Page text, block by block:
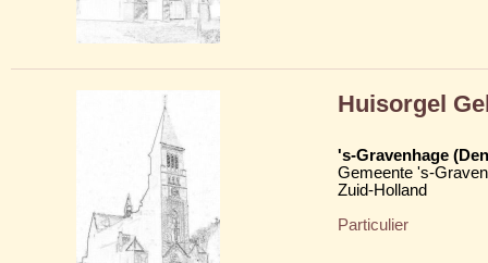
Huisorgel
's-Gravenhage
Gemeente 's-
Zuid-Holland
Particulier